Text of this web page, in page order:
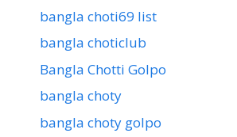
bangla choti69 list
bangla choticlub
Bangla Chotti Golpo
bangla choty
bangla choty golpo